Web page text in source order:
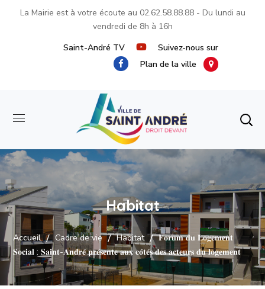
La Mairie est à votre écoute au 02.62.58.88.88- Du lundi au
vendredi de 8h à 16h
Saint-André TV
Suivez-nous sur
Plan de la ville
Habitat
Accueil Cadre de vie Habitat
𝐅𝐨𝐫𝐮𝐦 𝐝𝐮 𝐋𝐨𝐠𝐞𝐦𝐞𝐧𝐭
𝐒𝐨𝐜𝐢𝐚𝐥 : 𝐒𝐚𝐢𝐧𝐭-𝐀𝐧𝐝𝐫𝐞́ 𝐩𝐫𝐞́𝐬𝐞𝐧𝐭𝐞 𝐚𝐮𝐱 𝐜𝐨̂𝐭𝐞́𝐬 𝐝𝐞𝐬 𝐚𝐜𝐭𝐞𝐮𝐫𝐬 𝐝𝐮 𝐥𝐨𝐠𝐞𝐦𝐞𝐧𝐭